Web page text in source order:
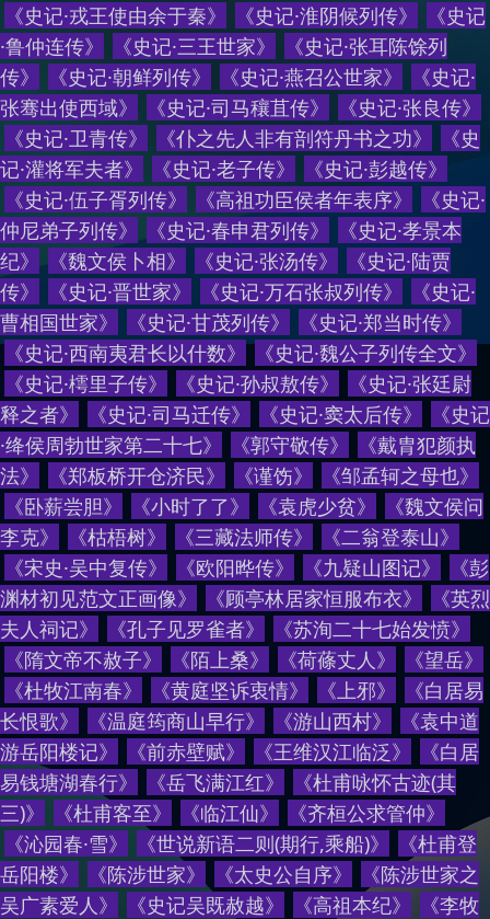
《史记·戎王使由余于秦》 《史记·淮阴候列传》 《史记
·鲁仲连传》 《史记·三王世家》 《史记·张耳陈馀列
传》 《史记·朝鲜列传》 《史记·燕召公世家》 《史记·
张骞出使西域》 《史记·司马穰苴传》 《史记·张良传》
《史记·卫青传》 《仆之先人非有剖符丹书之功》 《史
记·灌将军夫者》 《史记·老子传》 《史记·彭越传》
《史记·伍子胥列传》 《高祖功臣侯者年表序》 《史记·
仲尼弟子列传》 《史记·春申君列传》 《史记·孝景本
纪》 《魏文侯卜相》 《史记·张汤传》 《史记·陆贾
传》 《史记·晋世家》 《史记·万石张叔列传》 《史记·
曹相国世家》 《史记·甘茂列传》 《史记·郑当时传》
《史记·西南夷君长以什数》 《史记·魏公子列传全文》
《史记·樗里子传》 《史记·孙叔敖传》 《史记·张廷尉
释之者》 《史记·司马迁传》 《史记·窦太后传》 《史记
·绛侯周勃世家第二十七》 《郭守敬传》 《戴胄犯颜执
法》 《郑板桥开仓济民》 《谨饬》 《邹孟轲之母也》
《卧薪尝胆》 《小时了了》 《袁虎少贫》 《魏文侯问
李克》 《枯梧树》 《三藏法师传》 《二翁登泰山》
《宋史·吴中复传》 《欧阳晔传》 《九疑山图记》 《彭
渊材初见范文正画像》 《顾亭林居家恒服布衣》 《英烈
夫人祠记》 《孔子见罗雀者》 《苏洵二十七始发愤》
《隋文帝不赦子》 《陌上桑》 《荷蓧丈人》 《望岳》
《杜牧江南春》 《黄庭坚诉衷情》 《上邪》 《白居易
长恨歌》 《温庭筠商山早行》 《游山西村》 《袁中道
游岳阳楼记》 《前赤壁赋》 《王维汉江临泛》 《白居
易钱塘湖春行》 《岳飞满江红》 《杜甫咏怀古迹(其
三)》 《杜甫客至》 《临江仙》 《齐桓公求管仲》
《沁园春·雪》 《世说新语二则(期行,乘船)》 《杜甫登
岳阳楼》 《陈涉世家》 《太史公自序》 《陈涉世家之
吴广素爱人》 《史记吴既赦越》 《高祖本纪》 《李牧